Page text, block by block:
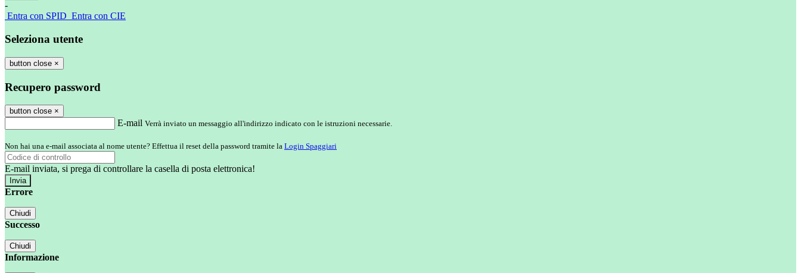
-
Entra con SPID Entra con CIE
Seleziona utente
button close ×
Recupero password
button close ×
E-mail Verrà inviato un messaggio all'indirizzo indicato con le istruzioni necessarie.
Non hai una e-mail associata al nome utente? Effettua il reset della password tramite la Login Spaggiari
E-mail inviata, si prega di controllare la casella di posta elettronica!
Errore
Chiudi
Successo
Chiudi
Informazione